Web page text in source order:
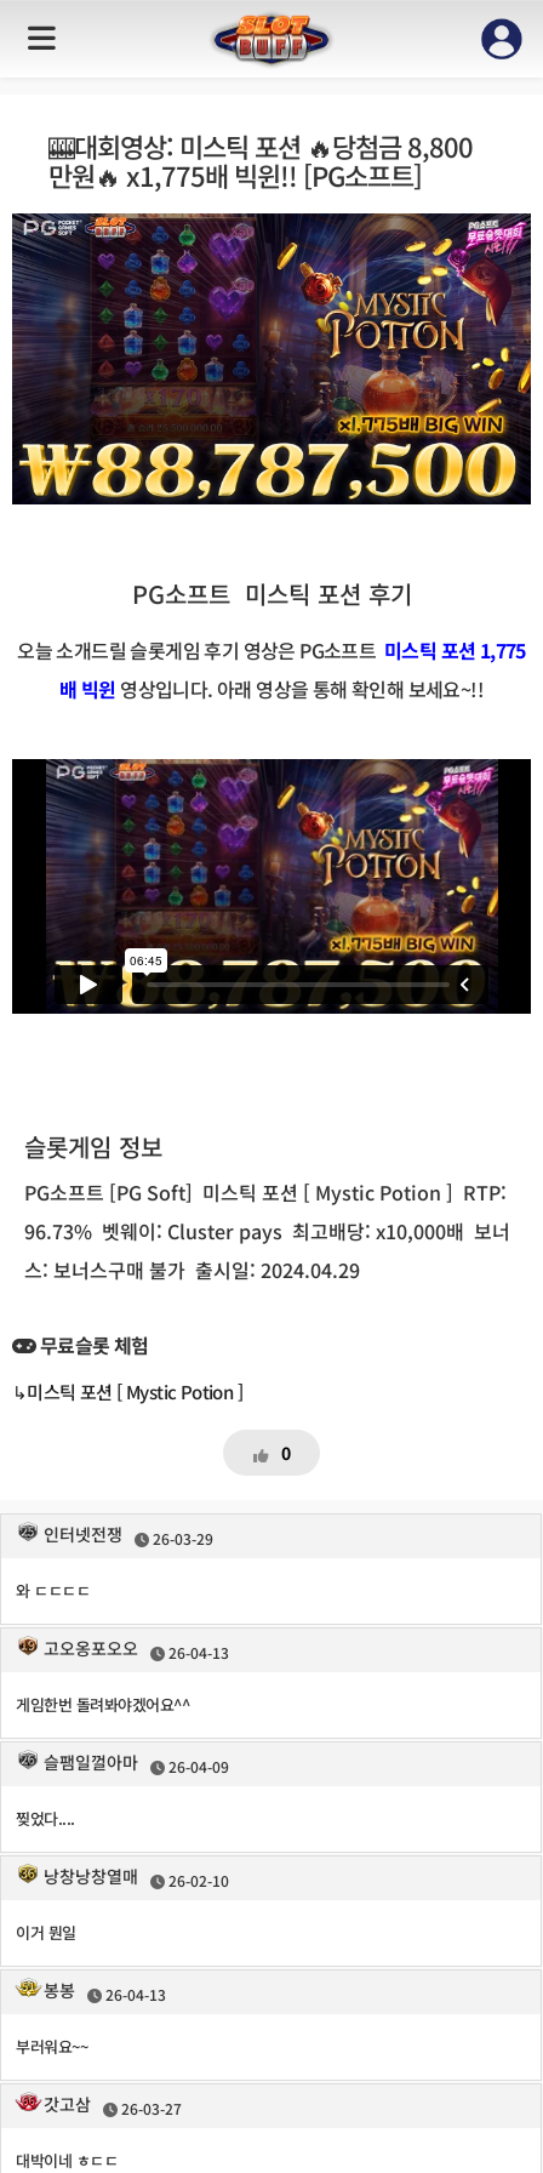
🎰대회영상: 미스틱 포션 🔥당첨금 8,800
만원🔥 x1,775배 빅윈!! [PG소프트]
PG소프트 미스틱 포션 후기
오늘 소개드릴 슬롯게임 후기 영상은 PG소프트 미스틱 포션 1,775
배 빅윈 영상입니다. 아래 영상을 통해 확인해 보세요~!!
슬롯게임 정보
PG소프트 [PG Soft] 미스틱 포션 [ Mystic Potion ] RTP:
96.73% 벳웨이: Cluster pays 최고배당: x10,000배 보너
스: 보너스구매 불가 출시일: 2024.04.29
무료슬롯 체험
↳미스틱 포션 [ Mystic Potion ]
0
인터넷전쟁 26-03-29
와 ㄷㄷㄷㄷ
고오옹포오오 26-04-13
게임한번 돌려봐야겠어요^^
슬팸일껄아마 26-04-09
찢었다....
낭창낭창열매 26-02-10
이거 뭔일
봉봉 26-04-13
부러워요~~
갓고삼 26-03-27
대박이네 ㅎㄷㄷ